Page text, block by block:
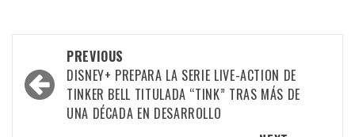
PREVIOUS
DISNEY+ PREPARA LA SERIE LIVE-ACTION DE
TINKER BELL TITULADA “TINK” TRAS MÁS DE
UNA DÉCADA EN DESARROLLO